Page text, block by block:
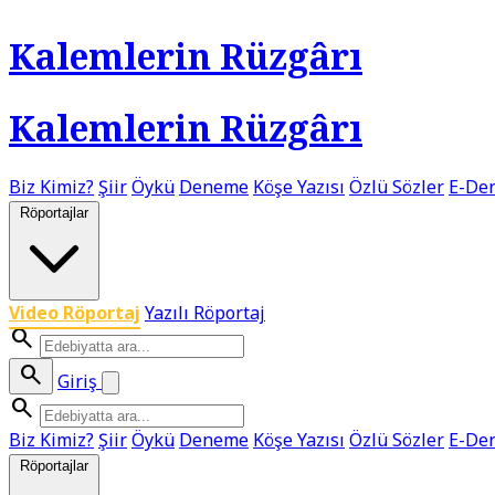
Kalemlerin Rüzgârı
Kalemlerin Rüzgârı
Biz Kimiz? ŞiirÖykü Deneme Köşe Yazısı Özlü Sözler E-
Röportajlar
Video Röportaj Yazılı Röportaj
search
search
Giriş
search
Biz Kimiz? ŞiirÖykü Deneme Köşe Yazısı Özlü Sözler E-
Röportajlar